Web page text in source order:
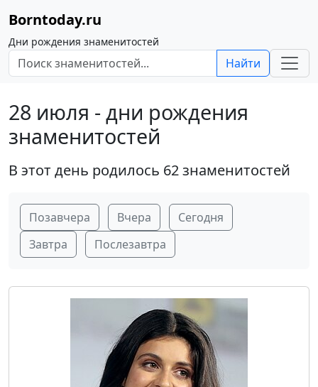
Borntoday.ru
Дни рождения знаменитостей
Найти
28 июля - дни рождения
знаменитостей
В этот день родилось 62 знаменитостей
Позавчера Вчера
Сегодня
Завтра
Послезавтра